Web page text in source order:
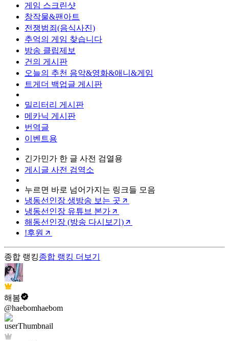
게임 스크린샷
창작물&팬아트
전쟁범죄(음식사진)
추억의 게임 찾습니다
방송 클립제보
건의 게시판
오늘의 추천 음악&영화&애니&게임
트게더 백업글 게시판
밀리터리 게시판
메카닉 게시판
번역글
이벤트용
긴가민가 한 글 사전 검열용
게시글 사전 검역소
누르면 바로 넘어가지는 링크들 모음
냉동선인장 생방송 보는 곳
냉동선인장 유튜브 본가
해동선인장 (방송 다시보기)
!후원
종합 랭킹종합 랭킹 더보기
해봄
@haebomhaebom